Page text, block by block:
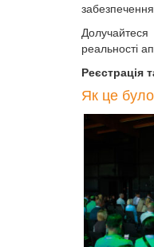
забезпечення
реальності
Реєстрація
Як це